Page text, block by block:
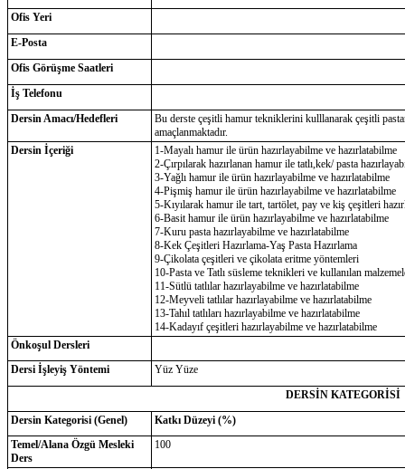
Ofis Yeri
E-Posta
Ofis Görüşme Saatleri
İş Telefonu
Dersin Amacı/Hedefleri
Bu derste çeşitli hamur tekniklerini kulllanarak çeşitli
amaçlanmaktadır.
Dersin İçeriği
1-Mayalı hamur ile ürün hazırlayabilme ve hazırlatabilme
2-Çırpılarak hazırlanan hamur ile tatlı,kek/ pasta
3-Yağlı hamur ile ürün hazırlayabilme ve hazırlatabilme
4-Pişmiş hamur ile ürün hazırlayabilme ve hazırlatabilme
5-Kıyılarak hamur ile tart, tartölet, pay ve kiş çeşitleri
6-Basit hamur ile ürün hazırlayabilme ve hazırlatabilme
7-Kuru pasta hazırlayabilme ve hazırlatabilme
8-Kek Çeşitleri Hazırlama-Yaş Pasta Hazırlama
9-Çikolata çeşitleri ve çikolata eritme yöntemleri
10-Pasta ve Tatlı süsleme teknikleri ve kullanılan
11-Sütlü tatlılar hazırlayabilme ve hazırlatabilme
12-Meyveli tatlılar hazırlayabilme ve hazırlatabilme
13-Tahıl tatlıları hazırlayabilme ve hazırlatabilme
14-Kadayıf çeşitleri hazırlayabilme ve hazırlatabilme
Önkoşul Dersleri
Dersi İşleyiş Yöntemi
Yüz Yüze
DERSİN KATEGORİSİ
Dersin Kategorisi (Genel)
Katkı Düzeyi (%)
Temel/Alana Özgü Mesleki
Ders
100